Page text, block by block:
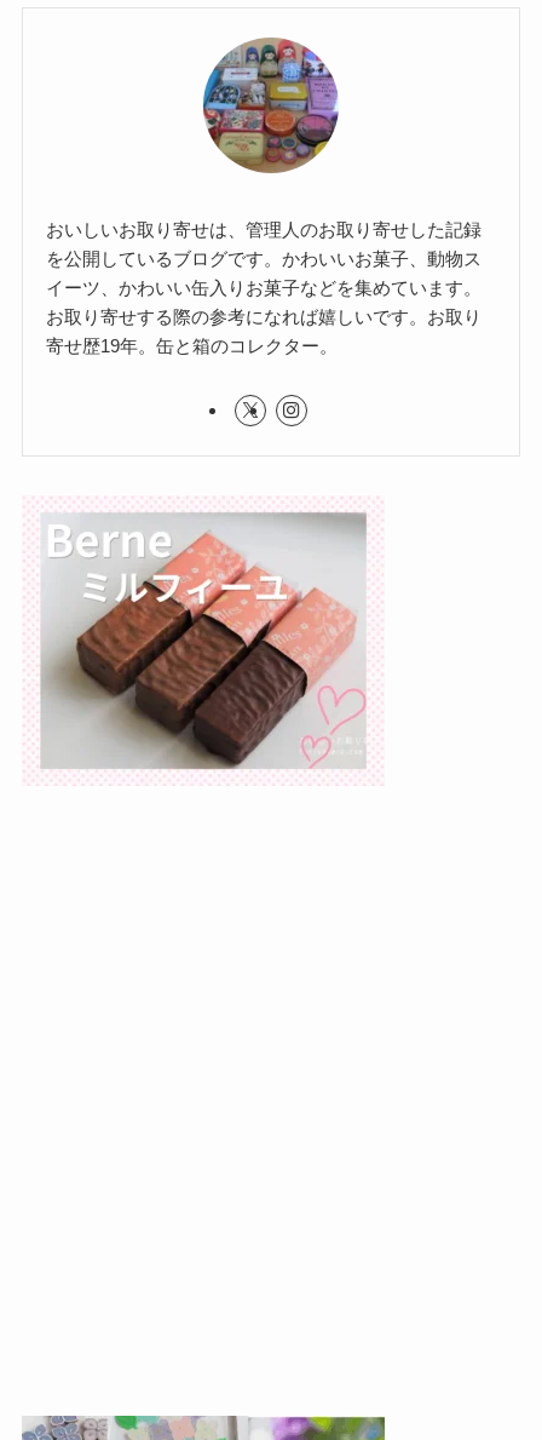
おいしいお取り寄せは、管理人のお取り寄せした記録
を公開しているブログです。かわいいお菓子、動物ス
イーツ、かわいい缶入りお菓子などを集めています。
お取り寄せする際の参考になれば嬉しいです。お取り
寄せ歴19年。缶と箱のコレクター。